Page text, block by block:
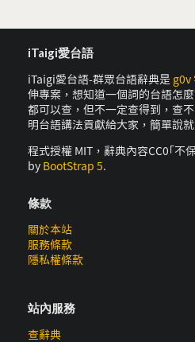
iTaigi愛台語
iTaigi愛台語-群眾台語辭典是 g0v
伸專案，想知道一個詞的台語怎
都可以查，但不一定查得到，查
明台語講法貢獻給大家，簡單說
程式授權 MIT，辭典內容CC0｢不
by BootStrap 5.
條款
關於本站
服務條款
隱私權條款
站內服務
查辭典